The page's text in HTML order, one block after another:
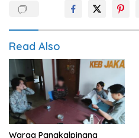
Read Also
Warga Pangkalpinang